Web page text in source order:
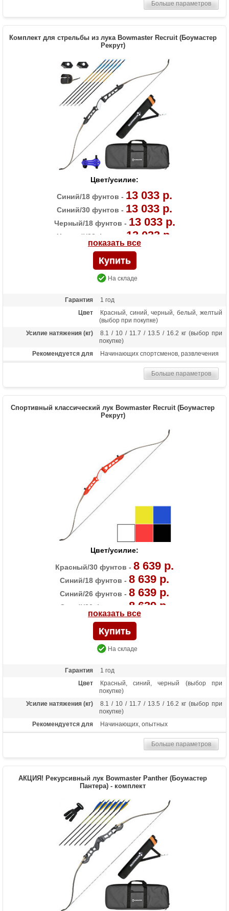
Рукоять, плечи, тетива, полочка, 6 стрел
Bowmaster, крага, напалечник, чехол-
сумка, колчан для стрел (текущий цвет
аксессуаров уточните у менеджера)
Масса (кг)
1.3
Рукоятка - алюминий, плечи - дерево с
ламинатом
Назначение
Развлечение, спорт
Особенности
Длина рукояти 23 дюйма
Больше параметров
Комплект для стрельбы из лука Bowmaster Recruit (Боумастер
Рекрут)
Цвет/усилие:
Синий/18 фунтов - 13 033 р.
Синий/30 фунтов - 13 033 р.
Черный/18 фунтов - 13 033 р.
Черный/22 фунта - 13 033 р.
Черный/30 фунтов -13 033 р.
Черный/36 фунтов -13 033 р.
показать все
На складе
Гарантия
1 год
Цвет
Красный, синий, черный, белый, желтый
(выбор при покупке)
Усилие натяжения (кг)
8.1 / 10 / 11.7 / 13.5 / 16.2 кг (выбор при
покупке)
Рекомендуется для
Начинающих спортсменов, развлечения
Рукоять, плечи, тетива, 2 полочки, 6
стрел Bowmaster, крага, напалечник,
чехол-сумка, колчан для стрел (текущий
1.3
Рукоятка - алюминий, плечи - дерево с
Развлечение, спорт
Длина рукояти 23 дюйма
Больше параметров
Спортивный классический лук Bowmaster Recruit (Боумастер
Рекрут)
Цвет/усилие:
Красный/30 фунтов - 8 639 р.
Синий/18 фунтов - 8 639 р.
Синий/26 фунтов - 8 639 р.
Синий/30 фунтов - 8 639 р.
Черный/18 фунтов -8 639 р.
Черный/22 фунта -8 639 р.
Черный/30 фунтов -8 639 р.
показать все
На складе
Гарантия
1 год
Цвет
Красный, синий, черный (выбор при
покупке)
Усилие натяжения (кг)
8.1 / 10 / 11.7 / 13.5 / 16.2 кг (выбор при
покупке)
Рекомендуется для
Начинающих, опытных
Рукоять, плечи, шестигранники, тетива
Материалы изделия
Рукоятка - алюминий, плечи - дерево с
ламинатом
Особенности
Длина рукояти 23 дюйма
Больше параметров
АКЦИЯ! Рекурсивный лук Bowmaster Panther (Боумастер
Пантера) - комплект